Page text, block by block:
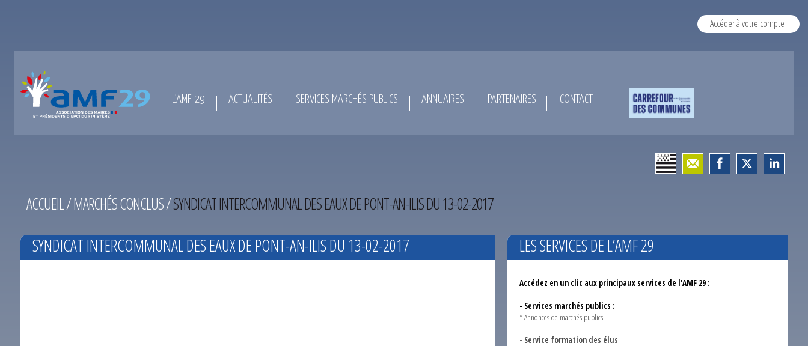
Accéder à votre compte
L’AMF 29 ACTUALITÉS SERVICES MARCHÉS PUBLICS ANNUAIRES PARTENAIRES CONTACT
ACCUEIL/MARCHÉS CONCLUS/SYNDICAT INTERCOMMUNAL DES EAUX DE PONT-AN-ILIS DU 13-02-2017
SYNDICAT INTERCOMMUNAL DES EAUX DE PONT-AN-ILIS DU 13-02-2017 LES SERVICES DE L’AMF 29
Accédez en un clic aux principaux services de l'AMF 29 :
- Services marchés publics :
*Annonces de marchés publics
- Service formation des élus